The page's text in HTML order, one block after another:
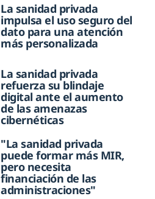
La sanidad privada
impulsa el uso seguro del
dato para una atención
más personalizada
La sanidad privada
refuerza su blindaje
digital ante el aumento
de las amenazas
cibernéticas
"La sanidad privada
puede formar más MIR,
pero necesita
financiación de las
administraciones"